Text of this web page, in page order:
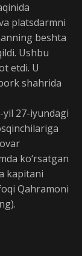
platsdarmni
beshta
Ushbu
etdi. U
shahrida
yil 27-iyundagi
ko‘rsatgan
kapitani
Qahramoni